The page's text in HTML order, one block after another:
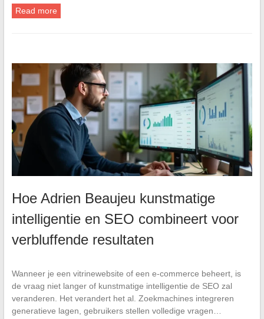
Read more
Hoe Adrien Beaujeu kunstmatige
intelligentie en SEO combineert voor
verbluffende resultaten
Wanneer je een vitrinewebsite of een e-commerce beheert, is
de vraag niet langer of kunstmatige intelligentie de SEO zal
veranderen. Het verandert het al. Zoekmachines integreren
generatieve lagen, gebruikers stellen volledige vragen…